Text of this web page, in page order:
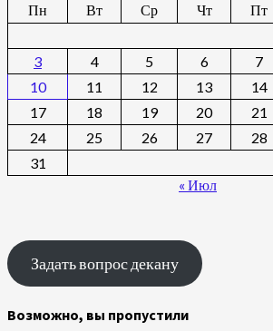
Пн
Вт Ср Чт Пт
3
4 5 6 7
10
11 12 13 14
17
18 19 20 21
24
25 26 27 28
31
« Июл
Задать вопрос декану
Возможно, вы пропустили